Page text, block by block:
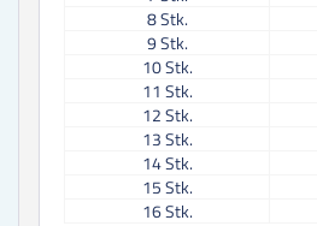
8Stk.
9Stk.
10Stk.
11 Stk.
12Stk.
13Stk.
14Stk.
15Stk.
16Stk.